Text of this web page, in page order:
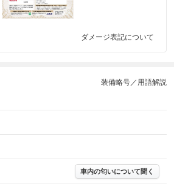
ダメージ表記について
装備略号／用語解説
車内の匂いについて聞く